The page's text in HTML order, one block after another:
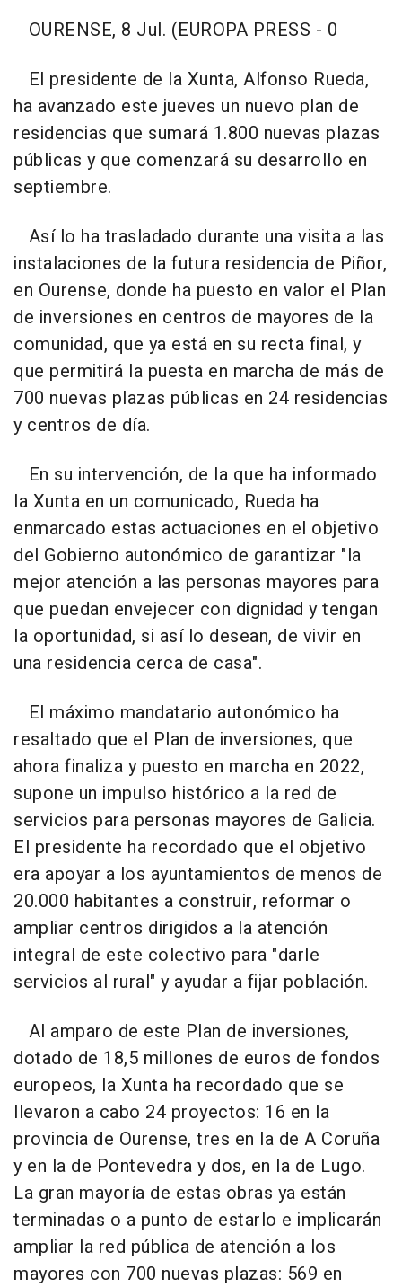
OURENSE, 8 Jul. (EUROPA PRESS - 0
El presidente de la Xunta, Alfonso Rueda,
ha avanzado este jueves un nuevo plan de
residencias que sumará 1.800 nuevas plazas
públicas y que comenzará su desarrollo en
septiembre.
Así lo ha trasladado durante una visita a las
instalaciones de la futura residencia de Piñor,
en Ourense, donde ha puesto en valor el Plan
de inversiones en centros de mayores de la
comunidad, que ya está en su recta final, y
que permitirá la puesta en marcha de más de
700 nuevas plazas públicas en 24 residencias
y centros de día.
En su intervención, de la que ha informado
la Xunta en un comunicado, Rueda ha
enmarcado estas actuaciones en el objetivo
del Gobierno autonómico de garantizar "la
mejor atención a las personas mayores para
que puedan envejecer con dignidad y tengan
la oportunidad, si así lo desean, de vivir en
una residencia cerca de casa".
El máximo mandatario autonómico ha
resaltado que el Plan de inversiones, que
ahora finaliza y puesto en marcha en 2022,
supone un impulso histórico a la red de
servicios para personas mayores de Galicia.
El presidente ha recordado que el objetivo
era apoyar a los ayuntamientos de menos de
20.000 habitantes a construir, reformar o
ampliar centros dirigidos a la atención
integral de este colectivo para "darle
servicios al rural" y ayudar a fijar población.
Al amparo de este Plan de inversiones,
dotado de 18,5 millones de euros de fondos
europeos, la Xunta ha recordado que se
llevaron a cabo 24 proyectos: 16 en la
provincia de Ourense, tres en la de A Coruña
y en la de Pontevedra y dos, en la de Lugo.
La gran mayoría de estas obras ya están
terminadas o a punto de estarlo e implicarán
ampliar la red pública de atención a los
mayores con 700 nuevas plazas: 569 en